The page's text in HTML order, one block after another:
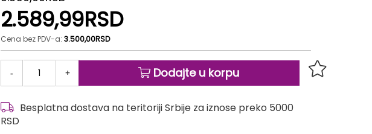
2.589,99RSD
Cena bez PDV-a:3.500,00RSD
- + Dodajte u korpu
Besplatna dostava na teritoriji Srbije za iznose preko 5000
RSD